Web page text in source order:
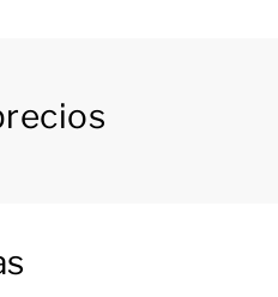
lavavajillas, cafetera de
Y junto a